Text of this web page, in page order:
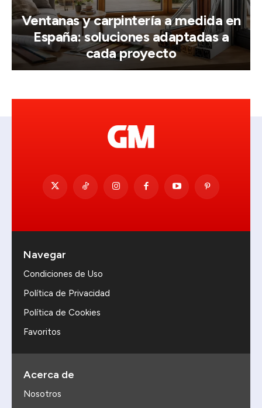
Ventanas y carpintería a medida en
España: soluciones adaptadas a
cada proyecto
Navegar
Condiciones de Uso
Política de Privacidad
Política de Cookies
Favoritos
Acerca de
Nosotros